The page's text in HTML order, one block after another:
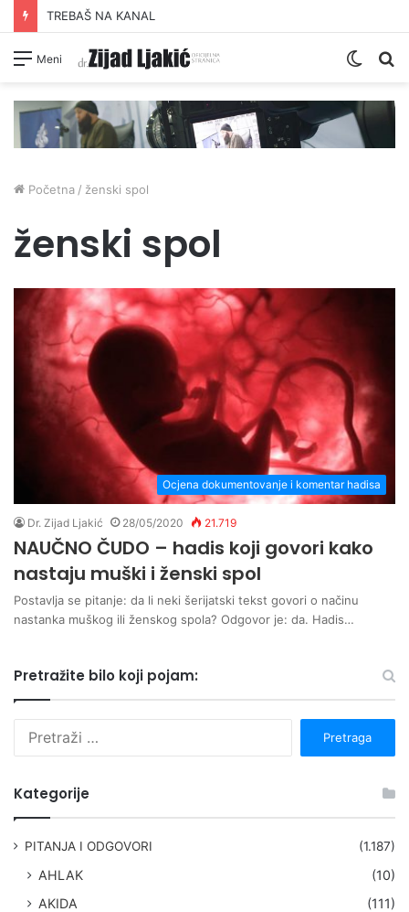
TREBAŠ NA KANAL
Meni
Switch
Početna / ženski spol
ženski spol
Ocjena dokumentovanje i komentar hadisa
Dr. Zijad Ljakić 28/05/2020 21.719
NAUČNO ČUDO – hadis koji govori kako
nastaju muški i ženski spol
Postavlja se pitanje: da li neki šerijatski tekst govori o načinu
nastanka muškog ili ženskog spola? Odgovor je: da. Hadis…
Pretražite bilo koji pojam:
Kategorije
PITANJA I ODGOVORI (1.187)
AHLAK
(10)
AKIDA
(111)